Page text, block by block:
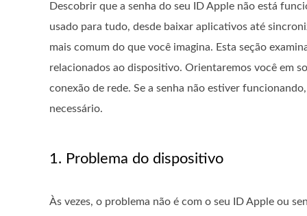
Descobrir que a senha do seu ID Apple não está
usado para tudo, desde baixar aplicativos até
mais comum do que você imagina. Esta seção
relacionados ao dispositivo. Orientaremos você em
conexão de rede. Se a senha não estiver
necessário.
1. Problema do dispositivo
Às vezes, o problema não é com o seu ID Apple ou